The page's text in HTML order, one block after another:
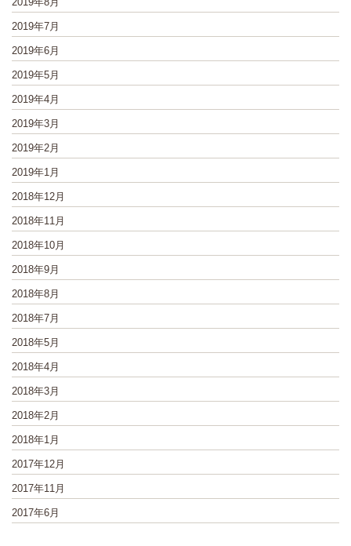
2019年7月
2019年6月
2019年5月
2019年4月
2019年3月
2019年2月
2019年1月
2018年12月
2018年11月
2018年10月
2018年9月
2018年8月
2018年7月
2018年5月
2018年4月
2018年3月
2018年2月
2018年1月
2017年12月
2017年11月
2017年6月